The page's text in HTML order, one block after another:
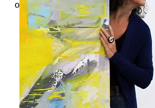
overbodig zijn.